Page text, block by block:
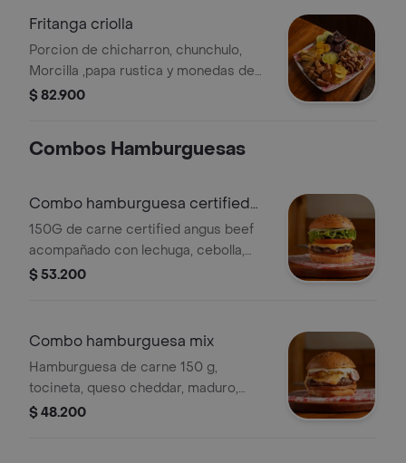
Fritanga criolla
Porcion de chicharron, chunchulo,
Morcilla ,papa rustica y monedas de
platano. 750gr.
$ 82.900
Combos Hamburguesas
Combo hamburguesa certified
angus beef
150G de carne certified angus beef
acompañado con lechuga, cebolla,
tomate, queso cheddar y salsas de la
$ 53.200
Combo hamburguesa mix
Hamburguesa de carne 150 g,
tocineta, queso cheddar, maduro,
sour cream, acompañante y bebida a
$ 48.200